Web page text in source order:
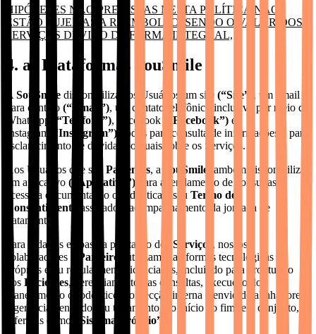
HIPÓTESES NÃO PREVISTAS NESTA POLÍTICA NÃO
ESTÃO SUJEITAS A REEMBOLSO, SENDO O VALOR DOS
SERVIÇOS DEVIDO DE FORMA INTEGRAL,
4. as Plataformas SouSmile
A SouSmile disponibiliza aos Usuários um site (“Site”)
, um email
para contato (“Email”), um contato telefônico inclusive por meio de
Whatsapp
(“Telefone”), Facebook (“Facebook”) e
Instagram
(“Instagram”) , todos para consulta de informações e para
esclarecimento de dúvidas pontuais sobre os Serviços.
Aos Usuários que sãoPacientes, a SouSmile
também disponibiliza
um aplicativo (“Aplicativo”) para agendamento de consultas,
acesso a documentação ortodôntica e seu Termo de
Consentimento
assinado e acompanhamento da jornada de
tratamento.
Para todas as etapas da prestação dos Serviços
, nossos
colaboradores e
Parceiros
utilizam plataformas tecnológicas
próprias e/ou regularmente licenciadas, incluindo para prontuário
dos Pacientes, gerenciamento das consultas, execução do
planejamento ortodôntico, confecção interna e envio de alinhadores
e gerenciamento do seu tratamento, do início ao fim (em conjunto,
referidas como
“Sistema Próprio”